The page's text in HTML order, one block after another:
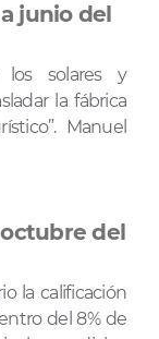
junio del
solares y
la fábrica
Manuel
del
la calificación
del 8% de